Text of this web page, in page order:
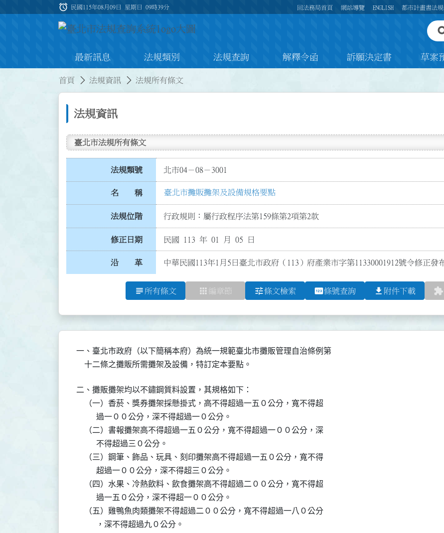
:::
alarm 民國115年08月09日 星期日09時39分 回法務局首頁 網站導覽 ENGLISH 都市計畫書法
最新訊息 法規類別 法規查詢 解釋令函 訴願決定書 草案
首頁 法規資訊 法規所有條文
法規資訊
臺北市法規所有條文
法規類號 北市04－08－3001
名 稱 臺北市攤販攤架及設備規格要點
法規位階 行政規則：屬行政程序法第159條第2項第2款
修正日期 民國 113 年 01 月 05 日
沿 革 中華民國113年1月5日臺北市政府（113）府產業市字第11330001912號令修正
subject 所有條文 apps 編章節 tune條文檢索 pin條號查詢 file_download 附件下載 extension
一、臺北市政府（以下簡稱本府）為統一規範臺北市攤販管理自治條例第
    十二條之攤販所需攤架及設備，特訂定本要點。
二、攤販攤架均以不鏽鋼質料設置，其規格如下：
    （一）香菸、獎券攤架採懸掛式，高不得超過一五０公分，寬不得超
          過一００公分，深不得超過一０公分。
    （二）書報攤架高不得超過一五０公分，寬不得超過一００公分，深
          不得超過三０公分。
    （三）鋼筆、飾品、玩具、刻印攤架高不得超過一五０公分，寬不得
          超過一００公分，深不得超三０公分。
    （四）水果、冷熱飲料、飲食攤架高不得超過二００公分，寬不得超
          過一五０公分，深不得超一００公分。
    （五）雞鴨魚肉類攤架不得超過二００公分，寬不得超過一八０公分
          ，深不得超過九０公分。